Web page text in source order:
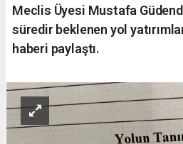
Meclis Üyesi Mustafa
süredir beklenen yol
haberi paylaştı.